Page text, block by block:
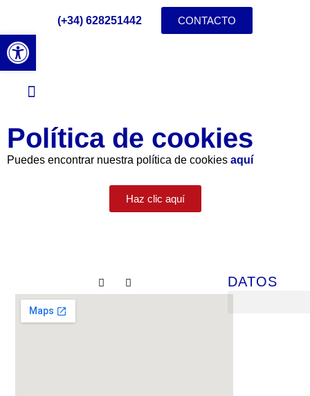
Abrir barra de herramientas
(+34) 628251442 CONTACTO
Política de cookies
Puedes encontrar nuestra política de cookies aquí
Haz clic aquí
DATOS